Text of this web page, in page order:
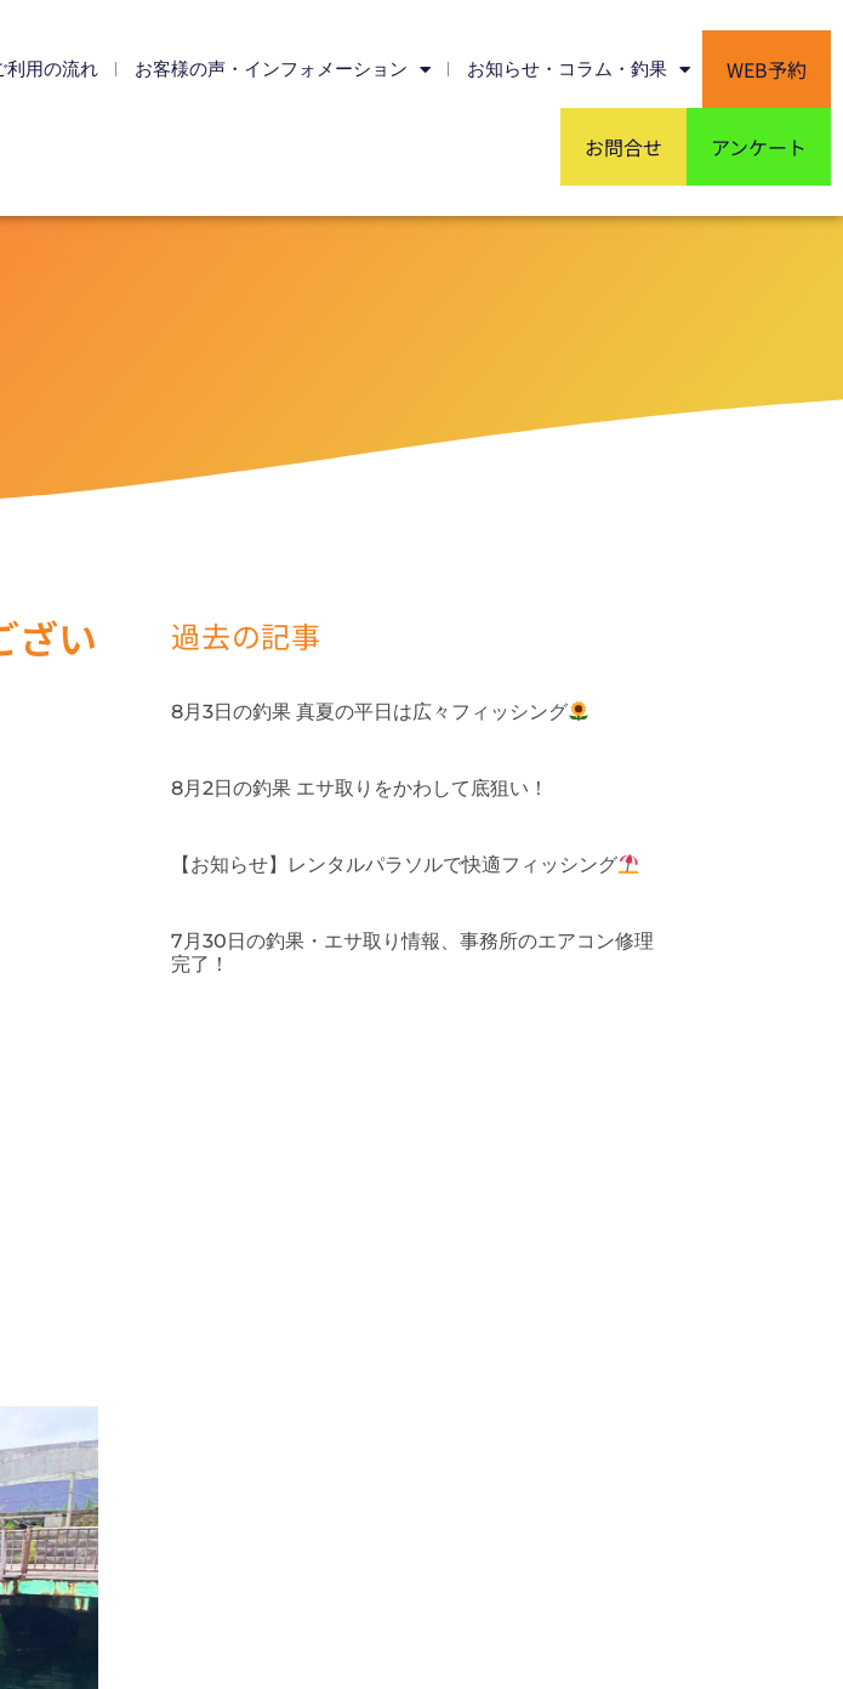
利用の流れ お客様の声・インフォメーション お知らせ・コラム・釣果 WEB予約
お問合せ アンケート
ざい
過去の記事
8月3日の釣果 真夏の平日は広々フィッシング
8月2日の釣果 エサ取りをかわして底狙い！
【お知らせ】レンタルパラソルで快適フィッシング
7月30日の釣果・エサ取り情報、事務所のエアコン修理
完了！